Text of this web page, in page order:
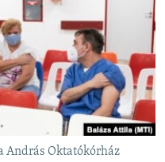
András Oktatókórház